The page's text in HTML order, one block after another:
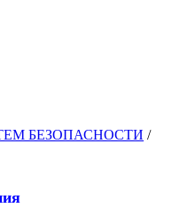
БЕЗОПАСНОСТИ /